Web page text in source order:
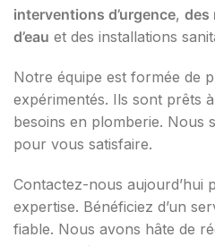
interventions d’urgence, des
d’eau et des installations
Notre équipe est formée de
expérimentés. Ils sont prêts
besoins en plomberie. Nous
pour vous satisfaire.
Contactez-nous aujourd’hui
expertise. Bénéficiez d’un
fiable. Nous avons hâte de